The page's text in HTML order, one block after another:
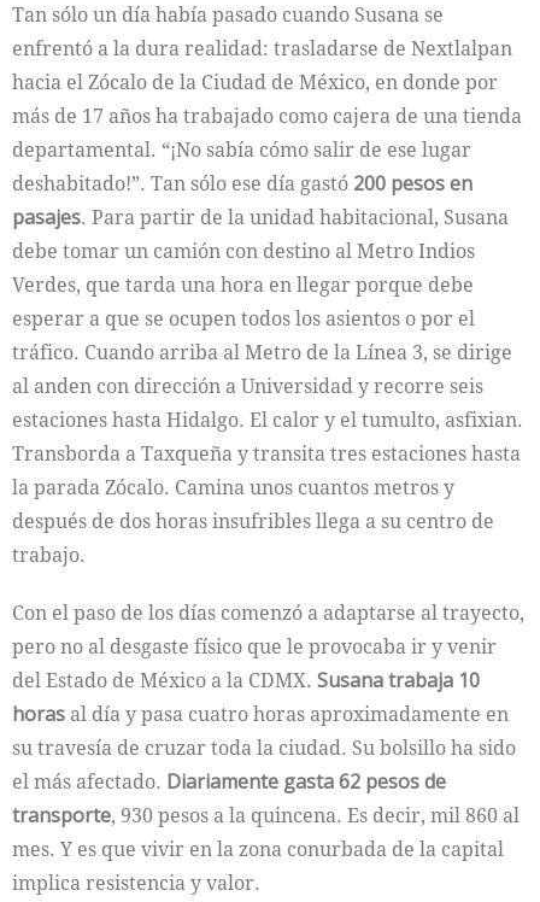
Tan sólo un día había pasado cuando Susana se
enfrentó a la dura realidad: trasladarse de Nextlalpan
hacia el Zócalo de la Ciudad de México, en donde por
más de 17 años ha trabajado como cajera de una tienda
departamental. “¡No sabía cómo salir de ese lugar
deshabitado!”. Tan sólo ese día gastó 200 pesos en
pasajes. Para partir de la unidad habitacional, Susana
debe tomar un camión con destino al Metro Indios
Verdes, que tarda una hora en llegar porque debe
esperar a que se ocupen todos los asientos o por el
tráfico. Cuando arriba al Metro de la Línea 3, se dirige
al anden con dirección a Universidad y recorre seis
estaciones hasta Hidalgo. El calor y el tumulto, asfixian.
Transborda a Taxqueña y transita tres estaciones hasta
la parada Zócalo. Camina unos cuantos metros y
después de dos horas insufribles llega a su centro de
trabajo.
Con el paso de los días comenzó a adaptarse al trayecto,
pero no al desgaste físico que le provocaba ir y venir
del Estado de México a la CDMX. Susana trabaja 10
horas al día y pasa cuatro horas aproximadamente en
su travesía de cruzar toda la ciudad. Su bolsillo ha sido
el más afectado. Diariamente gasta 62 pesos de
transporte, 930 pesos a la quincena. Es decir, mil 860 al
mes. Y es que vivir en la zona conurbada de la capital
implica resistencia y valor.